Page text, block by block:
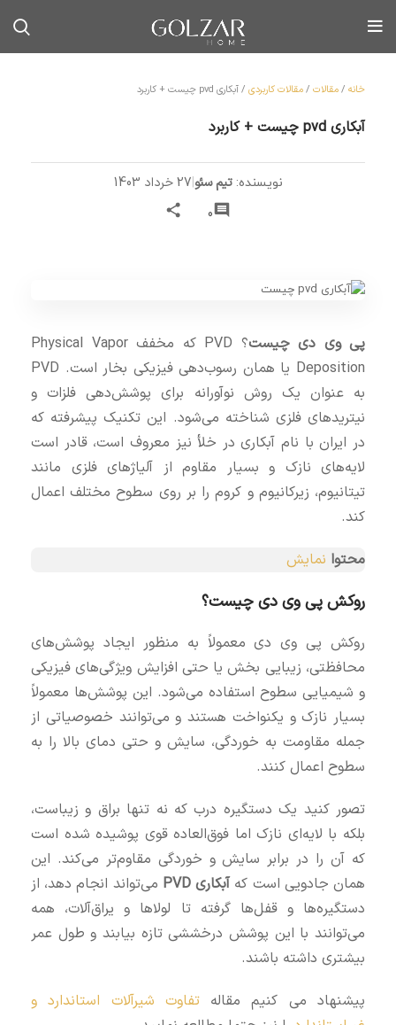
خانه /مقالات /مقالات کاربردی /آبکاری pvd چیست + کاربرد
آبکاری pvd چیست + کاربرد
نویسنده: تیم سئو|27 خرداد 1403
0
پی وی دی چیست
؟ PVD که مخفف Physical Vapor
Deposition یا همان رسوب‌دهی فیزیکی بخار است. PVD
به عنوان یک روش نوآورانه برای پوشش‌دهی فلزات و
نیتریدهای فلزی شناخته می‌شود. این تکنیک پیشرفته که
در ایران با نام آبکاری در خلأ نیز معروف است، قادر است
لایه‌های نازک و بسیار مقاوم از آلیاژهای فلزی مانند
تیتانیوم، زیرکانیوم و کروم را بر روی سطوح مختلف اعمال
کند.
محتوا نمایش
روکش پی وی دی چیست؟
روکش پی وی دی معمولاً به منظور ایجاد پوشش‌های
محافظتی، زیبایی‌ بخش یا حتی افزایش ویژگی‌های فیزیکی
و شیمیایی سطوح استفاده می‌شود. این پوشش‌ها معمولاً
بسیار نازک و یکنواخت هستند و می‌توانند خصوصیاتی از
جمله مقاومت به خوردگی، سایش و حتی دمای بالا را به
سطوح اعمال کنند.
تصور کنید یک دستگیره درب که نه تنها براق و زیباست،
بلکه با لایه‌ای نازک اما فوق‌العاده قوی پوشیده شده است
که آن را در برابر سایش و خوردگی مقاوم‌تر می‌کند. این
همان جادویی است کهآبکاری PVD
می‌تواند انجام دهد، از
دستگیره‌ها و قفل‌ها گرفته تا لولاها و یراق‌آلات، همه
می‌توانند با این پوشش درخششی تازه بیابند و طول عمر
بیشتری داشته باشند.
پیشنهاد می کنیم مقالهتفاوت شیرآلات استاندارد و